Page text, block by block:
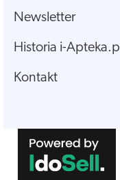
Newsletter
Historia i-Apteka.pl
Kontakt